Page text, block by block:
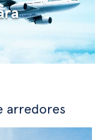
arredores